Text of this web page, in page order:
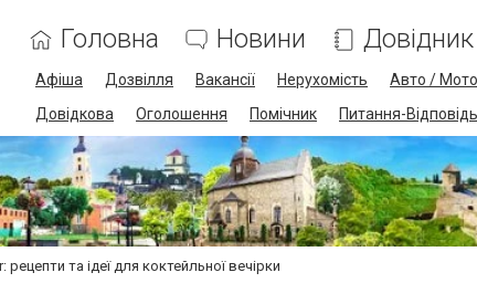
Головна Новини Довідник
Афіша Дозвілля Вакансії Нерухомість Авто / Мото
Довідкова
Оголошення Помічник Питання-Відповідь
та ідеї для коктейльної вечірки